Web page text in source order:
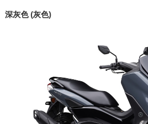
深灰色 (灰色)